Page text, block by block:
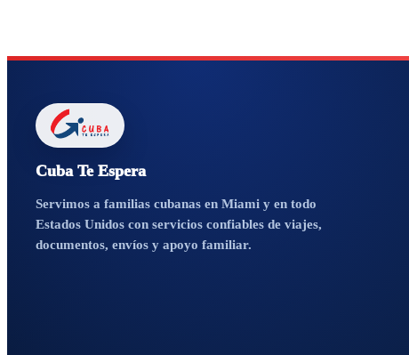
Cuba Te Espera
Servimos a familias cubanas en Miami y en todo
Estados Unidos con servicios confiables de viajes,
documentos, envíos y apoyo familiar.